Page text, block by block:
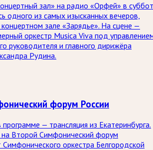
зал» на радио «Орфей» в
одного из самых изысканных вечеров,
зале «Зарядье». На сцене —
оркестр Musica Viva под
руководителя и главного дирижёра
Рудина.
форум России
программе — трансляция из Екатеринбурга.
Второй Симфонический форум
Симфонического оркестра Белгородской